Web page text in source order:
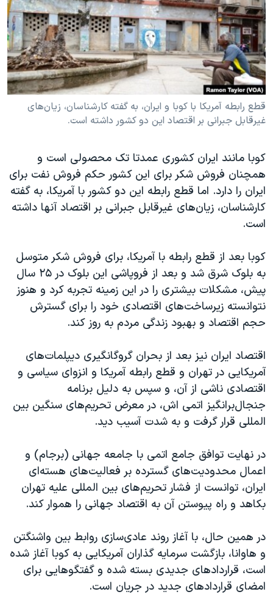
فرهنگ و زندگی
حقوق شهروندی
اقتصادی
علم و فناوری
گالری عکس
مستندها
انتخابات ریاست جمهوری آمریکا ۲۰۲۴
حمله جمهوری اسلامی به اسرائیل
رمز مهسا
اعتراضات زن، زندگی، آزادی
تریبونال مردمی آبان ۹۸
دادگاه حمید نوری
چهل سال گروگان‌گیری
اعتراضات مردمی آبان ۹۸
اسرائیل در جنگ
نرگس محمدی برنده جایزه نوبل صلح
همایش محافظه‌کاران آمریکا «سی‌پک»
سفر پرزیدنت ترامپ به چین
دنبال کنید
زبانهای مختلف
قطع رابطه آمریکا با کوبا و ایران، به گفته کارشناسان، زیان‌های
غیرقابل جبرانی بر اقتصاد این دو کشور داشته است.
کوبا مانند ایران کشوری عمدتا تک محصولی است و
همچنان فروش شکر برای این کشور حکم فروش نفت برای
ایران را دارد. اما قطع رابطه این دو کشور با آمریکا، به گفته
کارشناسان، زیان‌های غیرقابل جبرانی بر اقتصاد آنها داشته
است.
کوبا بعد از قطع رابطه با آمریکا، برای فروش شکر متوسل
به بلوک شرق شد و بعد از فروپاشی این بلوک در ۲۵ سال
پیش، مشکلات بیشتری را در این زمینه تجربه کرد و هنوز
نتوانسته زیرساخت‌های اقتصادی خود را برای گسترش
حجم اقتصاد و بهبود زندگی مردم به روز کند.
اقتصاد ایران نیز بعد از بحران گروگانگیری دیپلمات‌های
آمریکایی در تهران و قطع رابطه آمریکا و انزوای سیاسی و
اقتصادی ناشی از آن، و سپس به دلیل برنامه
جنجال‌برانگیز اتمی اش، در معرض تحریم‌های سنگین بین
المللی قرار گرفت و به شدت آسیب دید.
در نهایت توافق جامع اتمی با جامعه جهانی (برجام) و
اعمال محدودیت‌‌های گسترده بر فعالیت‌های هسته‌ای
ایران، توانست از فشار تحریم‌های بین المللی علیه تهران
بکاهد و راه پیوستن آن به اقتصاد جهانی را هموار کند.
در همین حال، با آغاز روند عادی‌سازی روابط بین واشنگتن
و هاوانا، بازگشت سرمایه گذاران آمریکایی به کوبا آغاز شده
است، قراردادهای جدیدی بسته شده و گفتگوهایی برای
امضای قراردادهای جدید در جریان است.